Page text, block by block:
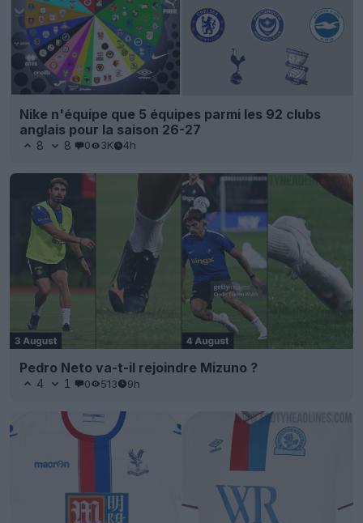
Nike n'équipe que 5 équipes parmi les 92 clubs
anglais pour la saison 26-27
8 8 0 3K 4h
Pedro Neto va-t-il rejoindre Mizuno ?
4 1 0 513 9h